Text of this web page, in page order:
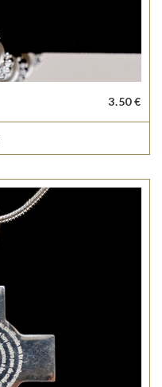
3.50 €